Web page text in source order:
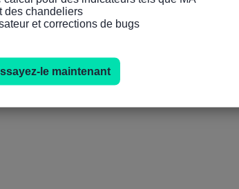
des chandeliers
et corrections de bugs
le maintenant